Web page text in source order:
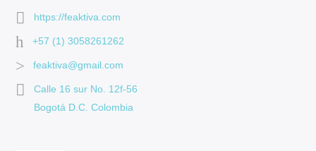
https://feaktiva.com
+57 (1) 3058261262
feaktiva@gmail.com
Calle 16 sur No. 12f-56
Bogotá D.C. Colombia